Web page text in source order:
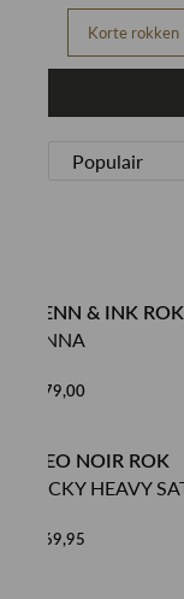
Korte rokken
PENN & INK ROK
ANNA
€ 79,00
NEO NOIR ROK
VICKY HEAVY
€ 69,95